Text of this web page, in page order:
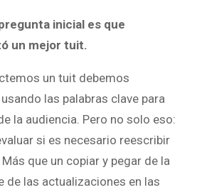
inicial es que
un mejor tuit.
un tuit debemos
las palabras clave para
la audiencia. Pero no solo eso:
si es necesario reescribir
que un copiar y pegar de la
de las actualizaciones en las